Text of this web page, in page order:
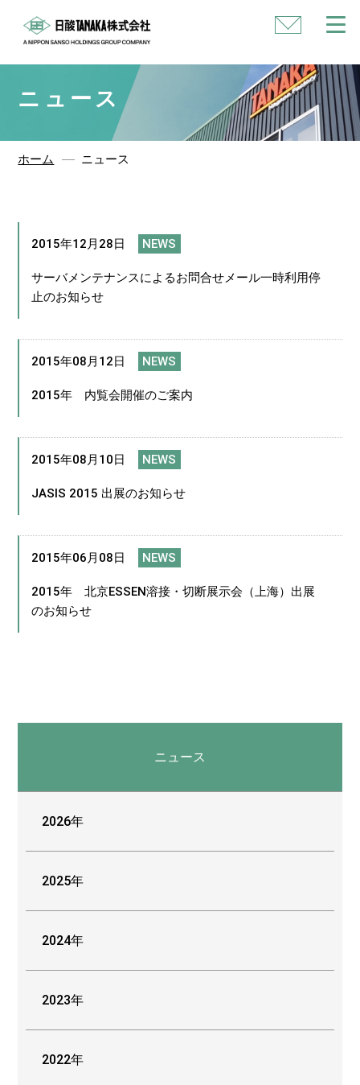
い
合
せ
ニュース
ホーム ニュース
2015年12月28日 NEWS
サーバメンテナンスによるお問合せメール一時利用停
止のお知らせ
2015年08月12日 NEWS
2015年 内覧会開催のご案内
2015年08月10日 NEWS
JASIS 2015 出展のお知らせ
2015年06月08日 NEWS
2015年 北京ESSEN溶接・切断展示会（上海）出展
のお知らせ
ニュース
2026年
2025年
2024年
2023年
2022年